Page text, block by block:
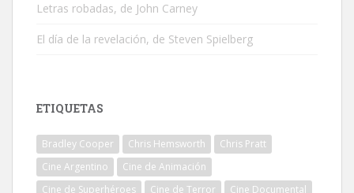
Letras robadas, de John Carney
El día de la revelación, de Steven Spielberg
ETIQUETAS
Bradley Cooper Chris Hemsworth
Chris Pratt
Cine Argentino
Cine de Animación
Cine de Superhéroes
Cine de Terror
Cine Documental